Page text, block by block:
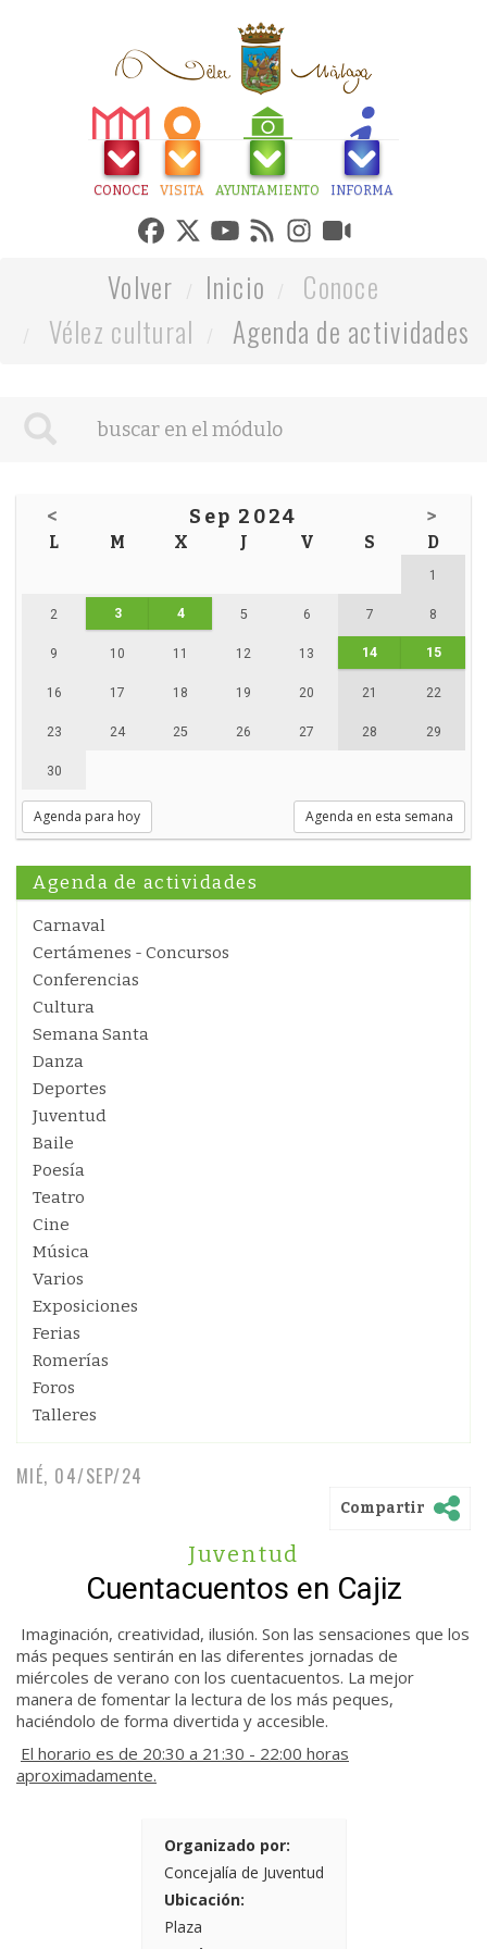
CONOCE VISITA AYUNTAMIENTO INFORMA
Volver Inicio
Conoce
Vélez cultural
Agenda de actividades
< Sep 2024 >
L M X J V S D
1
2 3 4 5 6 7 8
9 10 11 12 13 14 15
16 17 18 19 20 21 22
23 24 25 26 27 28 29
30
Agenda para hoy Agenda en esta semana
Agenda de actividades
Carnaval
Certámenes - Concursos
Conferencias
Cultura
Semana Santa
Danza
Deportes
Juventud
Baile
Poesía
Teatro
Cine
Música
Varios
Exposiciones
Ferias
Romerías
Foros
Talleres
MIÉ, 04/SEP/24
Compartir
Juventud
Cuentacuentos en Cajiz
Imaginación, creatividad, ilusión. Son las sensaciones que los
más peques sentirán en las diferentes jornadas de
miércoles de verano con los cuentacuentos. La mejor
manera de fomentar la lectura de los más peques,
haciéndolo de forma divertida y accesible.
El horario es de 20:30 a 21:30 - 22:00 horas
aproximadamente.
Organizado por:
Concejalía de Juventud
Ubicación:
Plaza